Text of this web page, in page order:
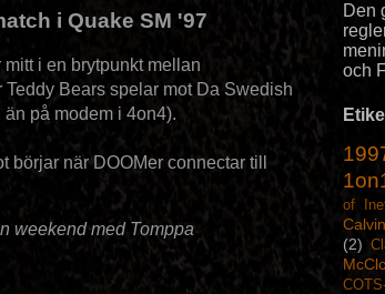
i Quake SM '97
i en brytpunkt mellan
Bears spelar mot Da Swedish
på modem i 4on4).
när DOOMer connectar till
weekend med Tomppa
Den
och
of
Calvin
(2)